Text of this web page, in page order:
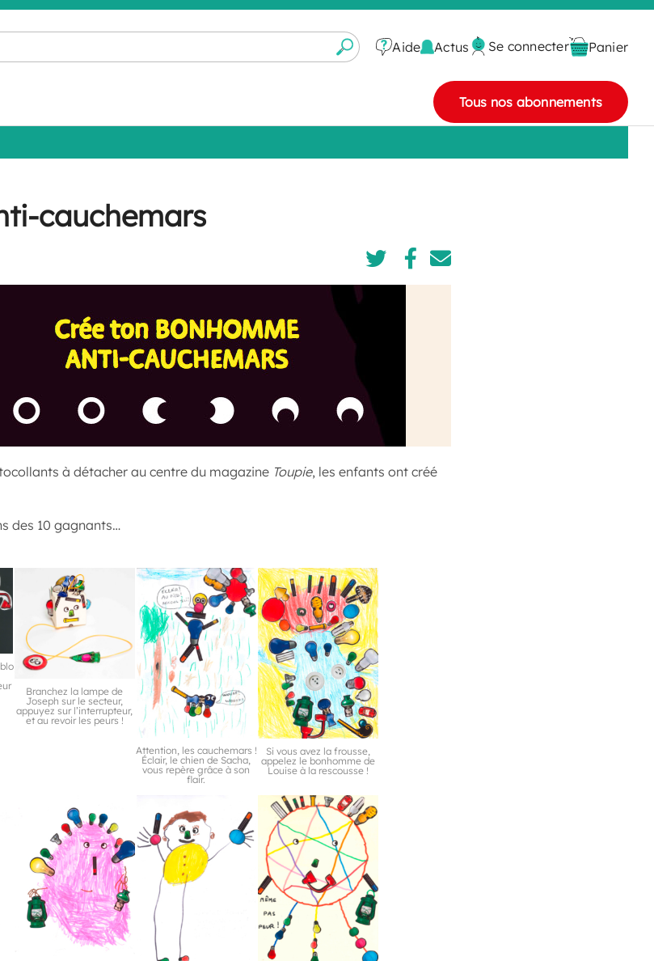
Aide Actus Se connecter Panier
Tous nos abonnements
cauchemars
à détacher au centre du magazine Toupie, les enfants ont créé
des 10 gagnants…
Branchez la lampe de
Joseph sur le secteur,
appuyez sur l’interrupteur,
et au revoir les peurs !
Attention, les cauchemars !
Éclair, le chien de Sacha,
vous repère grâce à son
flair.
Si vous avez la frousse,
appelez le bonhomme de
Louise à la rescousse !